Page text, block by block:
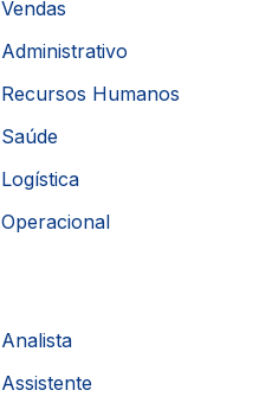
Vendas
Administrativo
Recursos Humanos
Saúde
Logística
Operacional
Analista
Assistente